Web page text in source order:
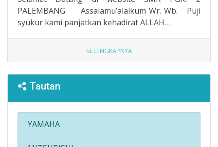
PALEMBANG Assalamu’alaikum Wr. Wb. Puji
syukur kami panjatkan kehadirat ALLAH…
SELENGKAPNYA
Tautan
YAMAHA